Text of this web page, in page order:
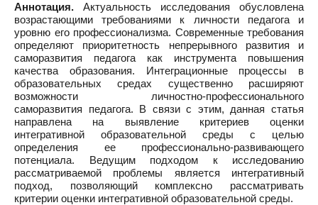
Аннотация. Актуальность исследования обусловлена
возрастающими требованиями к личности педагога и
уровню его профессионализма. Современные требования
определяют приоритетность непрерывного развития и
саморазвития педагога как инструмента повышения
качества образования. Интеграционные процессы в
образовательных средах существенно расширяют
возможности личностно-профессионального
саморазвития педагога. В связи с этим, данная статья
направлена на выявление критериев оценки
интегративной образовательной среды с целью
определения ее профессионально-развивающего
потенциала. Ведущим подходом к исследованию
рассматриваемой проблемы является интегративный
подход, позволяющий комплексно рассматривать
критерии оценки интегративной образовательной среды.